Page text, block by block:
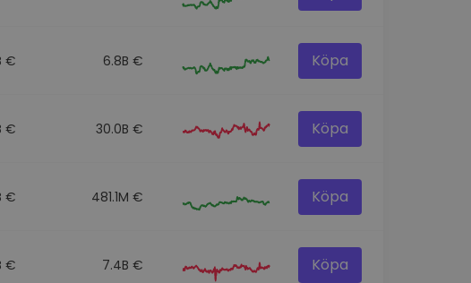
€ 6.8B € Köpa
€ 30.0B € Köpa
€ 481.1M € Köpa
€ 7.4B € Köpa